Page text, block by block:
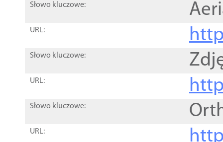
Słowo kluczowe:
URL:
Słowo kluczowe:
URL:
Słowo kluczowe:
URL: